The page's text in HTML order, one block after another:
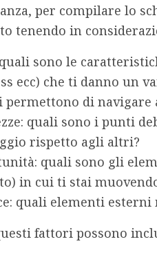
per compilare lo
tenendo in
sono le
ecc) che ti danno un
permettono di navigare
: quali sono i punti
rispetto agli altri?
: quali sono gli
in cui ti stai
: quali elementi
fattori possono